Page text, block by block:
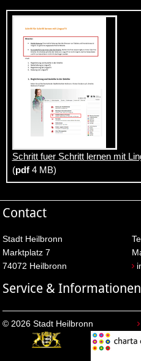
Schritt fuer Schritt lernen mit
(pdf4 MB)
Contact
Stadt Heilbronn
Marktplatz 7
74072 Heilbronn
Service & Informationen
© 2026 Stadt Heilbronn